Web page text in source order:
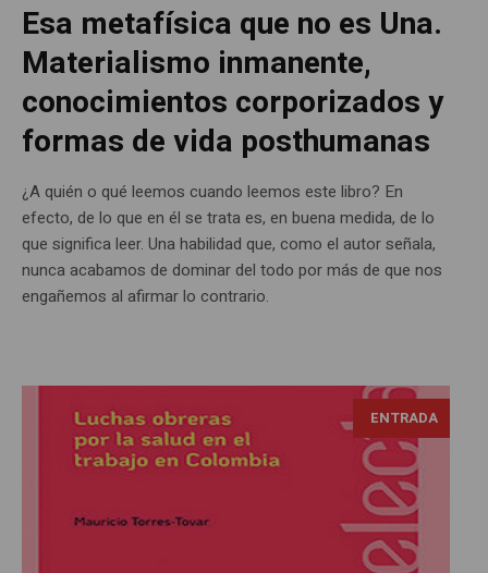
Esa metafísica que no es Una.
Materialismo inmanente,
conocimientos corporizados y
formas de vida posthumanas
¿A quién o qué leemos cuando leemos este libro? En
efecto, de lo que en él se trata es, en buena medida, de lo
que significa leer. Una habilidad que, como el autor señala,
nunca acabamos de dominar del todo por más de que nos
engañemos al afirmar lo contrario.
ENTRADA